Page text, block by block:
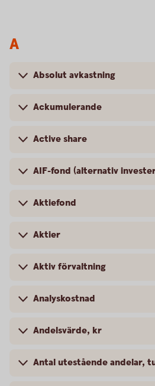
A
Absolut avkastning
Ackumulerande
Active share
AIF-fond (alternativ
Aktiefond
Aktier
Aktiv förvaltning
Analyskostnad
Andelsvärde, kr
Antal utestående andelar,